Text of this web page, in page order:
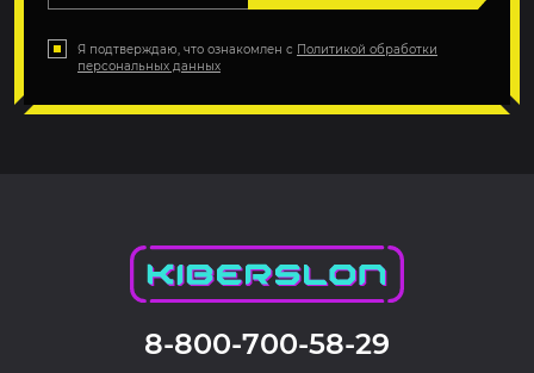
Я подтверждаю, что ознакомлен с Политикой обработки
персональных данных
8-800-700-58-29